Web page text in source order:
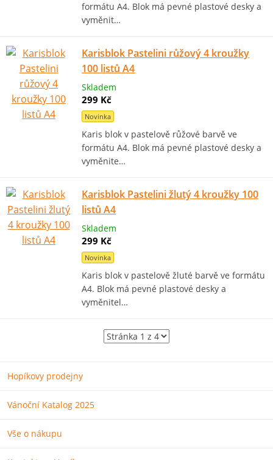
formátu A4. Blok má pevné plastové desky a
vyměnit…
Karisblok Pastelini růžový 4 kroužky
100 listů A4
Skladem
299 Kč
Novinka
Karis blok v pastelově růžové barvě ve
formátu A4. Blok má pevné plastové desky a
vyměnite…
Karisblok Pastelini žlutý 4 kroužky 100
listů A4
Skladem
299 Kč
Novinka
Karis blok v pastelově žluté barvě ve formátu
A4. Blok má pevné plastové desky a
vyměnitel…
Hopíkovy prodejny
Vánoční Katalog 2025
Vše o nákupu